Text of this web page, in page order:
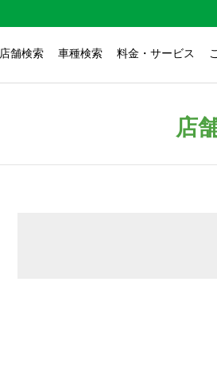
店舗検索 車種検索 料金・サービス
店